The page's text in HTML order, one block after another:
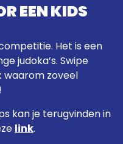
EEN KIDS
Het is een
judoka’s. Swipe
waarom zoveel
kan je terugvinden in
link.